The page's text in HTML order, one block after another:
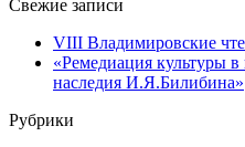
Свежие записи
VIII Владимировские
«Ремедиация культуры
наследия И.Я.Билибина»
Рубрики